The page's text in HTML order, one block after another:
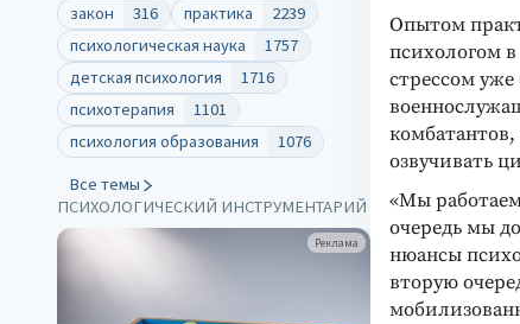
Опытом
психологом
стрессом
озвучивать
«Мы
очередь мы
нюансы
вторую
закон 316 практика
2239
психологическая наука
1757
детская психология
1716
психотерапия
1101
психология образования
1076
Все темы
ПСИХОЛОГИЧЕСКИЙ ИНСТРУМЕНТАРИЙ
Реклама